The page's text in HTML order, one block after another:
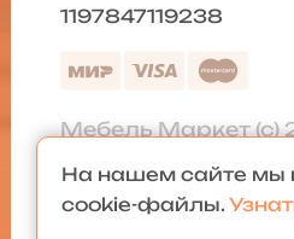
1197847119238
Мебель Маркет (с)
Политика
Карта сайта
На нашем сайте мы
cookie-файлы.